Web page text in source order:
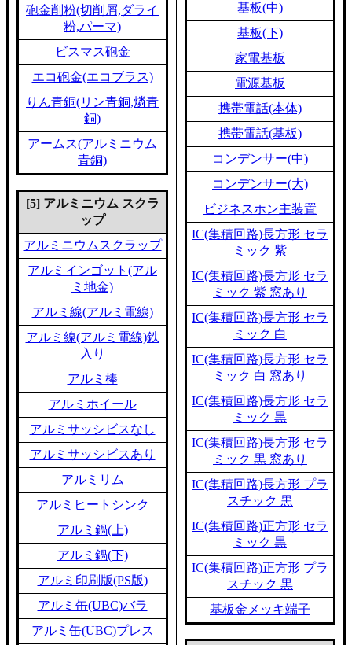
砲金削粉(切削屑,ダライ
粉,パーマ)
ビスマス砲金
エコ砲金(エコブラス)
りん青銅(リン青銅,燐青
銅)
アームス(アルミニウム
青銅)
[5] アルミニウム スクラ
ップ
アルミニウムスクラップ
アルミインゴット(アル
ミ地金)
アルミ線(アルミ電線)
アルミ線(アルミ電線)鉄
入り
アルミ棒
アルミホイール
アルミサッシビスなし
アルミサッシビスあり
アルミリム
アルミヒートシンク
アルミ鍋(上)
アルミ鍋(下)
アルミ印刷版(PS版)
アルミ缶(UBC)バラ
アルミ缶(UBC)プレス
基板(中)
基板(下)
家電基板
電源基板
携帯電話(本体)
携帯電話(基板)
コンデンサー(中)
コンデンサー(大)
ビジネスホン主装置
IC(集積回路)長方形 セラ
ミック 紫
IC(集積回路)長方形 セラ
ミック 紫 窓あり
IC(集積回路)長方形 セラ
ミック 白
IC(集積回路)長方形 セラ
ミック 白 窓あり
IC(集積回路)長方形 セラ
ミック 黒
IC(集積回路)長方形 セラ
ミック 黒 窓あり
IC(集積回路)長方形 プラ
スチック 黒
IC(集積回路)正方形 セラ
ミック 黒
IC(集積回路)正方形 プラ
スチック 黒
基板金メッキ端子